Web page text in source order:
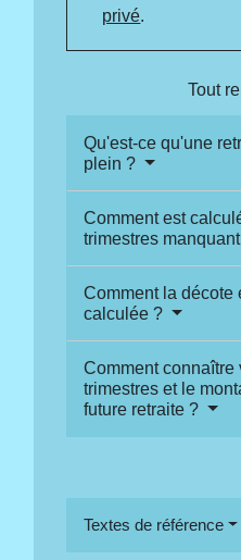
privé.
Tout
Qu'est-ce qu'une
plein ?
Comment est
trimestres
Comment la décote
calculée ?
Comment connaître
trimestres et le
future retraite ?
Textes de référence